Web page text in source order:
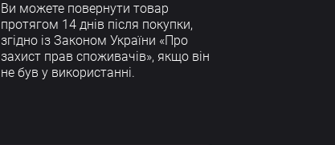
Ви можете повернути товар
протягом 14 днів після покупки,
згідно із Законом України «Про
захист прав споживачів», якщо він
не був у використанні.